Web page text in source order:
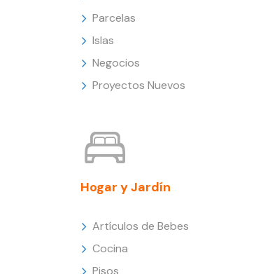
Parcelas
Islas
Negocios
Proyectos Nuevos
Hogar y Jardín
Artículos de Bebes
Cocina
Pisos